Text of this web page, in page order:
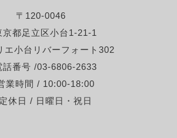
〒120-0046
京都足立区小台1-21-1
エ小台リバーフォート302
話番号 /03-6806-2633
業時間 / 10:00-18:00
定休日 / 日曜日・祝日